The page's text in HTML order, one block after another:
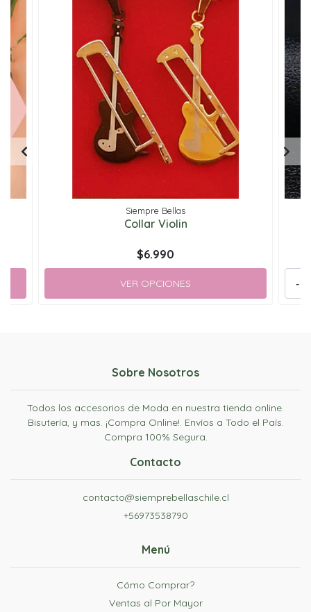
Siempre Bellas
Collar Violin
$6.990
VER OPCIONES -
Sobre Nosotros
Todos los accesorios de Moda en nuestra tienda online.
Bisutería, y mas. ¡Compra Online!. Envíos a Todo el País.
Compra 100% Segura.
Contacto
contacto@siemprebellaschile.cl
+56973538790
Menú
Cómo Comprar?
Ventas al Por Mayor